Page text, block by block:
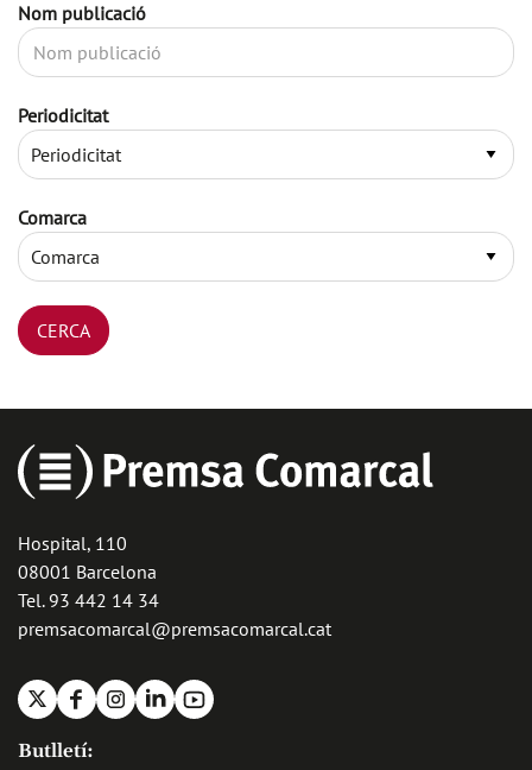
Nom publicació
Periodicitat
Comarca
Hospital, 110
08001 Barcelona
Tel. 93 442 14 34
premsacomarcal@premsacomarcal.cat
X FacebookInstagram
LinkedinYoutube
Butlletí: